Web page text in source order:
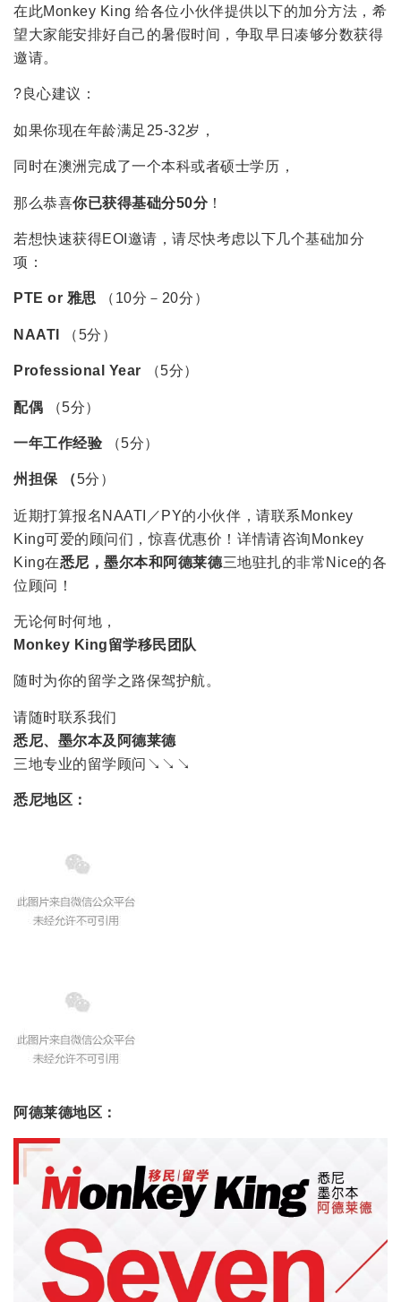
在此Monkey King 给各位小伙伴提供以下的加分方法，希
望大家能安排好自己的暑假时间，争取早日凑够分数获得
邀请。
?良心建议：
如果你现在年龄满足25-32岁，
同时在澳洲完成了一个本科或者硕士学历，
那么恭喜你已获得基础分50分！
若想快速获得EOI邀请，请尽快考虑以下几个基础加分
项：
PTE or 雅思 （10分－20分）
NAATI （5分）
Professional Year （5分）
配偶 （5分）
一年工作经验 （5分）
州担保 （5分）
近期打算报名NAATI／PY的小伙伴，请联系Monkey
King可爱的顾问们，惊喜优惠价！详情请咨询Monkey
King在悉尼，墨尔本和阿德莱德三地驻扎的非常Nice的各
位顾问！
无论何时何地，
Monkey King留学移民团队
随时为你的留学之路保驾护航。
请随时联系我们
悉尼、墨尔本及阿德莱德
三地专业的留学顾问↘↘↘
悉尼地区：
阿德莱德地区：